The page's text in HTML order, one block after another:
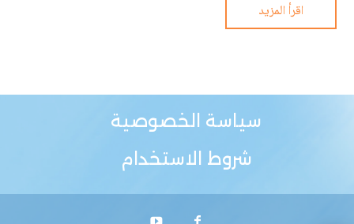
اقرأ المزيد
سياسة الخصوصية
شروط الاستخدام